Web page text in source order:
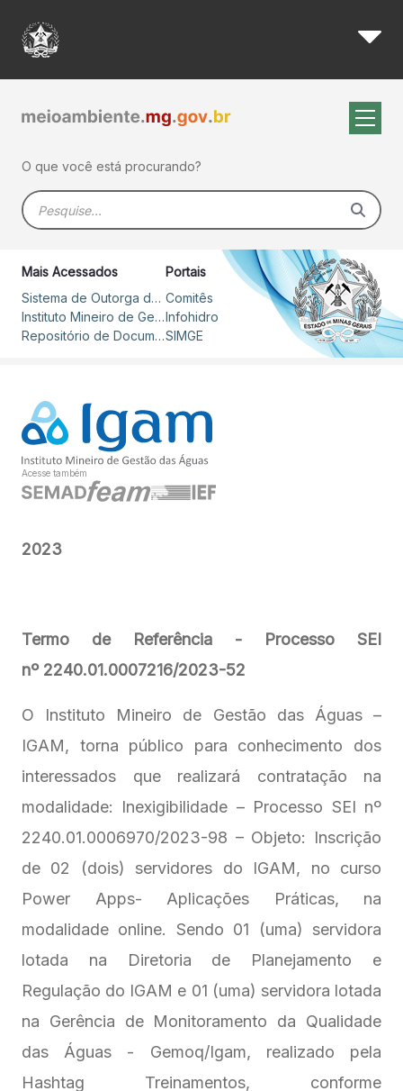
Pular para o Conteúdo principal
Editais - Igam
O que você está procurando?
Barra de busca
Mais Acessados
Sistema de Outorga de Direito de Uso de Recursos Hídricos – SOUT
Instituto Mineiro de Gestão das Águas
Repositório de Documentos
Portais
Comitês
Infohidro
SIMGE
Acesse também
2023
Termo de Referência - Processo SEI
nº 2240.01.0007216/2023-52
O Instituto Mineiro de Gestão das Águas –
IGAM, torna público para conhecimento dos
interessados que realizará contratação na
modalidade: Inexigibilidade – Processo SEI nº
2240.01.0006970/2023-98 – Objeto: Inscrição
de 02 (dois) servidores do IGAM, no curso
Power Apps- Aplicações Práticas, na
modalidade online. Sendo 01 (uma) servidora
lotada na Diretoria de Planejamento e
Regulação do IGAM e 01 (uma) servidora lotada
na Gerência de Monitoramento da Qualidade
das Águas - Gemoq/Igam, realizado pela
Hashtag Treinamentos, conforme